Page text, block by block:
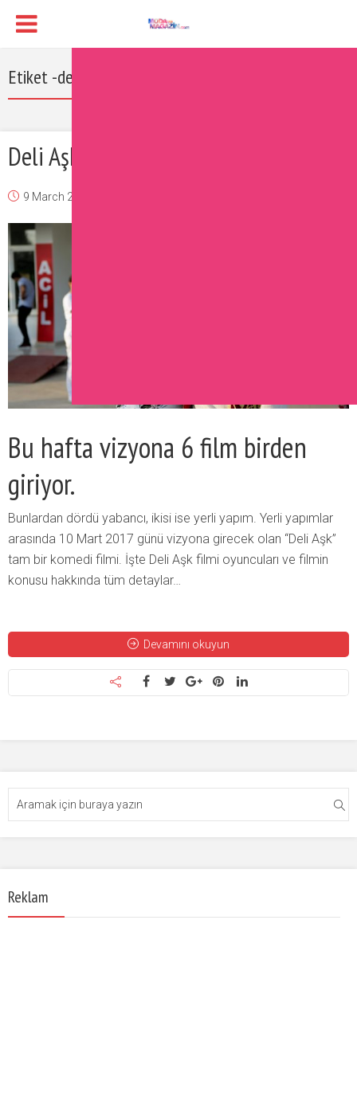
Etiket -deli aşk izle
Deli Aşk Filmi Oyuncuları
9 March 2017
Bu hafta vizyona 6 film birden
giriyor.
Bunlardan dördü yabancı, ikisi ise yerli yapım. Yerli yapımlar
arasında 10 Mart 2017 günü vizyona girecek olan “Deli Aşk”
tam bir komedi filmi. İşte Deli Aşk filmi oyuncuları ve filmin
konusu hakkında tüm detaylar…
Devamını okuyun
Reklam